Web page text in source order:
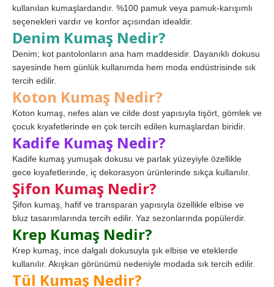
kullanılan kumaşlardandır. %100 pamuk veya pamuk-karışımlı
seçenekleri vardır ve konfor açısından idealdir.
Denim Kumaş Nedir?
Denim; kot pantolonların ana ham maddesidir. Dayanıklı dokusu
sayesinde hem günlük kullanımda hem moda endüstrisinde sık
tercih edilir.
Koton Kumaş Nedir?
Koton kumaş, nefes alan ve cilde dost yapısıyla tişört, gömlek ve
çocuk kıyafetlerinde en çok tercih edilen kumaşlardan biridir.
Kadife Kumaş Nedir?
Kadife kumaş yumuşak dokusu ve parlak yüzeyiyle özellikle
gece kıyafetlerinde, iç dekorasyon ürünlerinde sıkça kullanılır.
Şifon Kumaş Nedir?
Şifon kumaş, hafif ve transparan yapısıyla özellikle elbise ve
bluz tasarımlarında tercih edilir. Yaz sezonlarında popülerdir.
Krep Kumaş Nedir?
Krep kumaş, ince dalgalı dokusuyla şık elbise ve eteklerde
kullanılır. Akışkan görünümü nedeniyle modada sık tercih edilir.
Tül Kumaş Nedir?